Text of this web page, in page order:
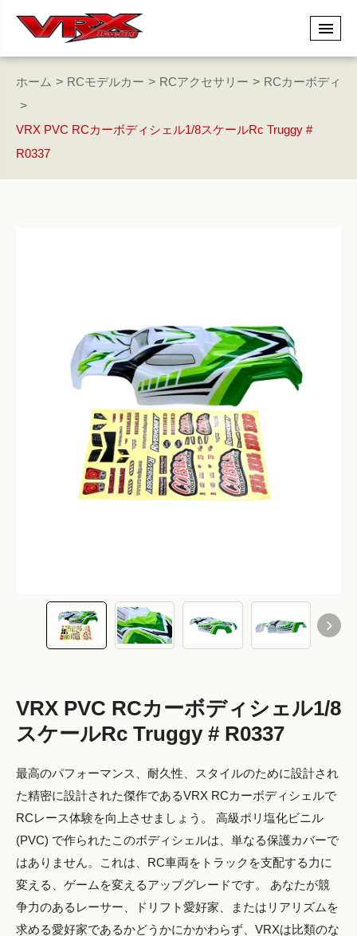
ホーム RCモデルカー RCアクセサリー RCカーボディ
VRX PVC RCカーボディシェル1/8スケールRc Truggy #
R0337
VRX PVC RCカーボディシェル1/8
スケールRc Truggy # R0337
最高のパフォーマンス、耐久性、スタイルのために設計され
た精密に設計された傑作であるVRX RCカーボディシェルで
RCレース体験を向上させましょう。 高級ポリ塩化ビニル
(PVC) で作られたこのボディシェルは、単なる保護カバーで
はありません。これは、RC車両をトラックを支配する力に
変える、ゲームを変えるアップグレードです。 あなたが競
争力のあるレーサー、ドリフト愛好家、またはリアリズムを
求める愛好家であるかどうかにかかわらず、VRXは比類のな